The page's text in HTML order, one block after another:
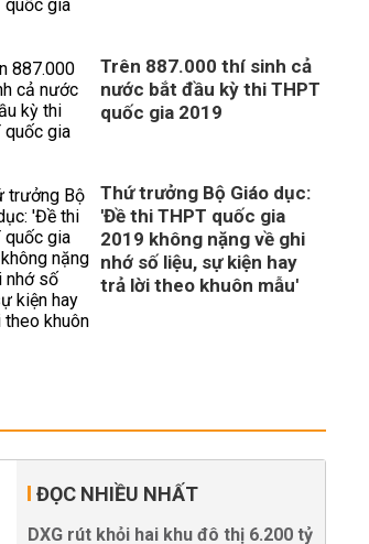
Trên 887.000 thí sinh cả
nước bắt đầu kỳ thi THPT
quốc gia 2019
Thứ trưởng Bộ Giáo dục:
'Đề thi THPT quốc gia
2019 không nặng về ghi
nhớ số liệu, sự kiện hay
trả lời theo khuôn mẫu'
ĐỌC NHIỀU NHẤT
DXG rút khỏi hai khu đô thị 6.200 tỷ